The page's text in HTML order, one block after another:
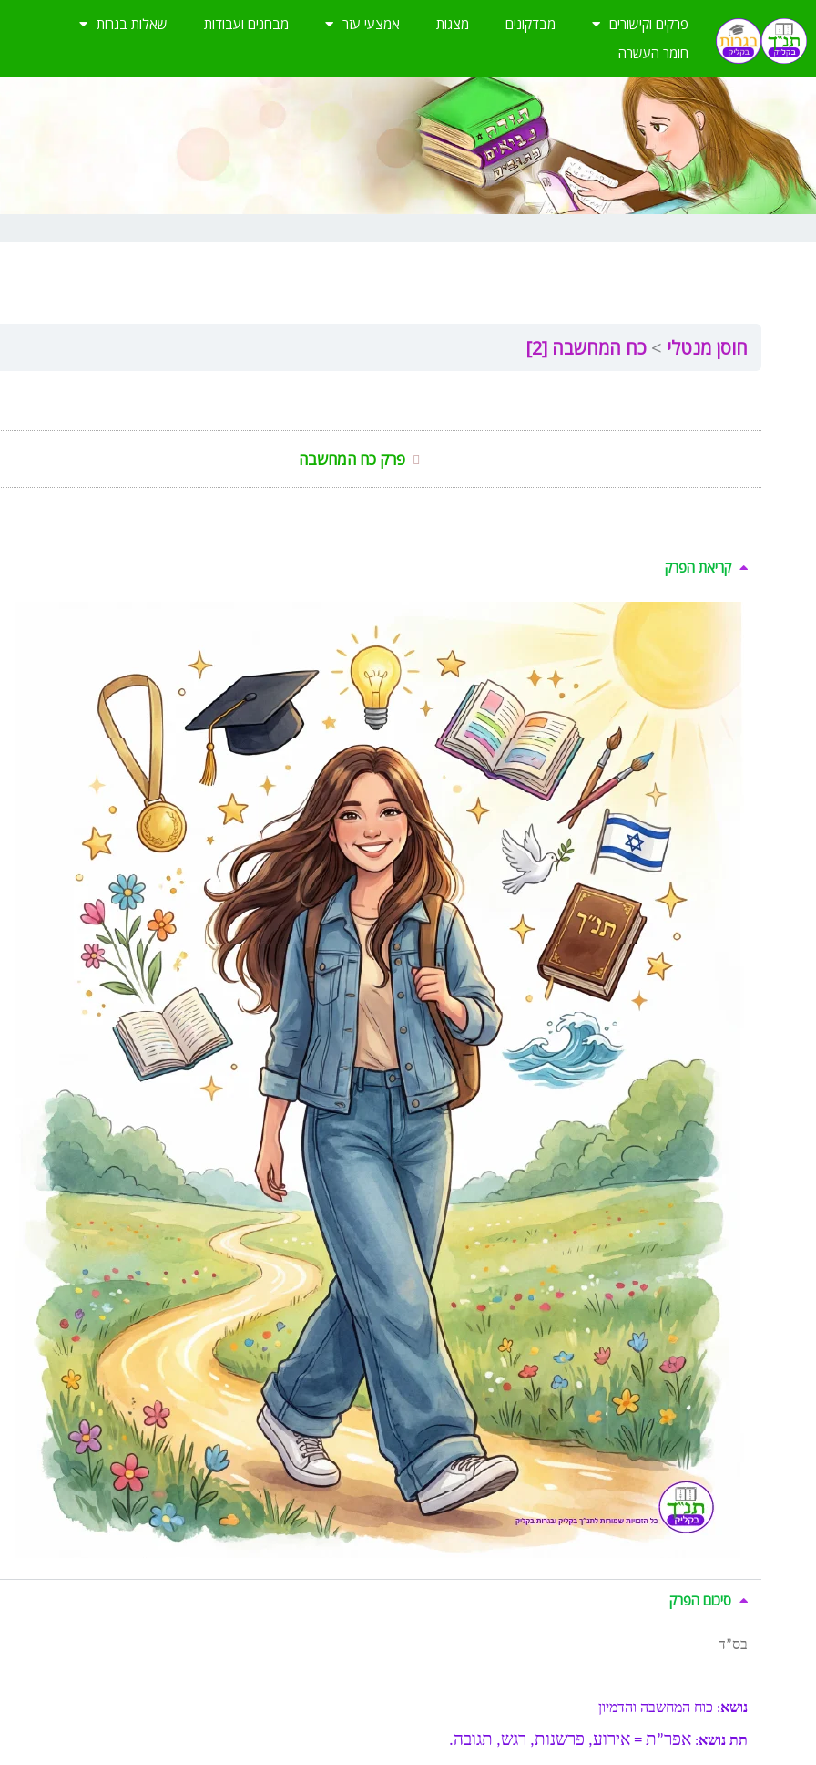
לתוכן
פרקים וקישורים מבדקונים מצגות אמצעי עזר מבחנים ועבודות
שאלות בגרות
חומר העשרה
חוסן מנטלי כח המחשבה [2]
פרק כח המחשבה
קריאת הפרק
סיכום הפרק
בס”ד
נושא: כוח המחשבה והדמיון
תת נושא: אפר”ת = אירוע, פרשנות, רגש, תגובה.